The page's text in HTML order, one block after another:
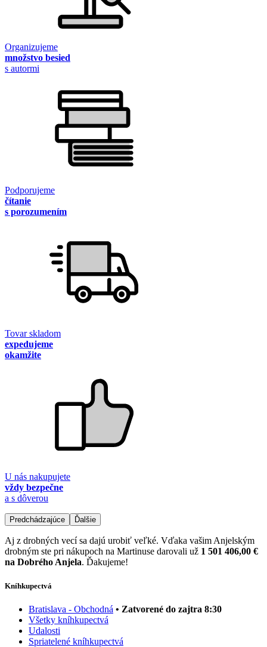
Organizujeme
množstvo besied
s autormi
Podporujeme
čítanie
s porozumením
Tovar skladom
expedujeme
okamžite
U nás nakupujete
vždy bezpečne
a s dôverou
Predchádzajúce Ďalšie
Aj z drobných vecí sa dajú urobiť veľké. Vďaka vašim Anjelským
drobným ste pri nákupoch na Martinuse darovali už 1 501 406,00 €
na Dobrého Anjela. Ďakujeme!
Kníhkupectvá
Bratislava - Obchodná • Zatvorené do zajtra 8:30
Všetky kníhkupectvá
Udalosti
Spriatelené kníhkupectvá